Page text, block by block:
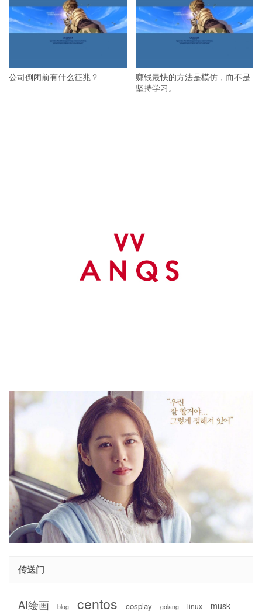
公司倒闭前有什么征兆？
赚钱最快的方法是模仿，而不是
坚持学习。
传送门
AI绘画 blog centos cosplay golang linux musk